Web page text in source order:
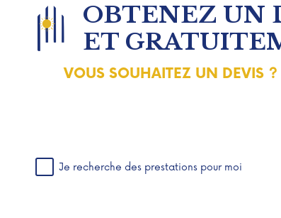
OBTENEZ UN
ET
VOUS SOUHAITEZ UN DEVIS
Je recherche des prestations pour moi